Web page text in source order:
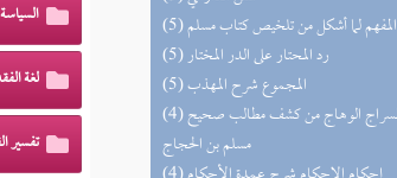
(5) المفهم لما أشكل من تلخيص كتاب مسلم
(5) رد المحتار على الدر المختار
(5) المجموع شرح المهذب
(4) السراج الوهاج من كشف مطالب صحيح
مسلم بن الحجاج
لغة
تفسير